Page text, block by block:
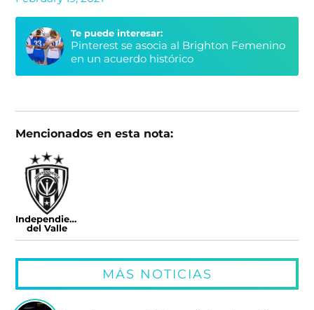
Te puede interesar:
Pinterest se asocia al Brighton Femenino
en un acuerdo histórico
Mencionados en esta nota:
Independiente
del Valle
MÁS NOTICIAS